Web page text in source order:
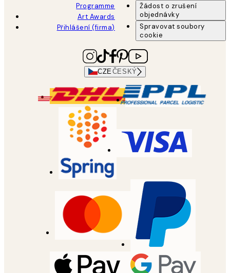
Programme
Art Awards
Přihlášení (firma)
Žádost o zrušení
objednávky
Spravovat soubory
cookie
CZEČESKÝ